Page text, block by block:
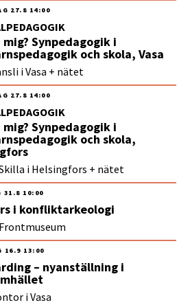
27.8 14:00
mig? Synpedagogik i
och skola, Vasa
i Vasa + nätet
27.8 14:00
mig? Synpedagogik i
och skola,
i Helsingfors + nätet
31.8 10:00
i konfliktarkeologi
16.9 13:00
– nyanställning i
i Vasa